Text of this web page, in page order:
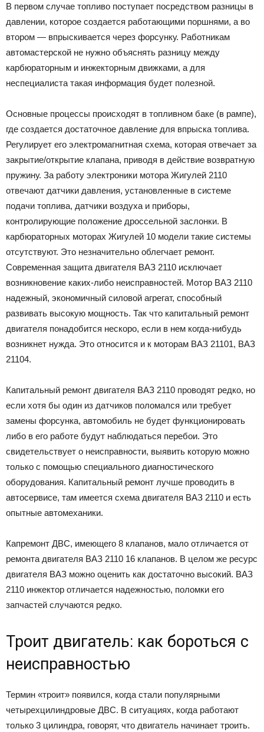
В первом случае топливо поступает посредством разницы в
давлении, которое создается работающими поршнями, а во
втором — впрыскивается через форсунку. Работникам
автомастерской не нужно объяснять разницу между
карбюраторным и инжекторным движками, а для
неспециалиста такая информация будет полезной.
Основные процессы происходят в топливном баке (в рампе),
где создается достаточное давление для впрыска топлива.
Регулирует его электромагнитная схема, которая отвечает за
закрытие/открытие клапана, приводя в действие возвратную
пружину. За работу электроники мотора Жигулей 2110
отвечают датчики давления, установленные в системе
подачи топлива, датчики воздуха и приборы,
контролирующие положение дроссельной заслонки. В
карбюраторных моторах Жигулей 10 модели такие системы
отсутствуют. Это незначительно облегчает ремонт.
Современная защита двигателя ВАЗ 2110 исключает
возникновение каких-либо неисправностей. Мотор ВАЗ 2110
надежный, экономичный силовой агрегат, способный
развивать высокую мощность. Так что капитальный ремонт
двигателя понадобится нескоро, если в нем когда-нибудь
возникнет нужда. Это относится и к моторам ВАЗ 21101, ВАЗ
21104.
Капитальный ремонт двигателя ВАЗ 2110 проводят редко, но
если хотя бы один из датчиков поломался или требует
замены форсунка, автомобиль не будет функционировать
либо в его работе будут наблюдаться перебои. Это
свидетельствует о неисправности, выявить которую можно
только с помощью специального диагностического
оборудования. Капитальный ремонт лучше проводить в
автосервисе, там имеется схема двигателя ВАЗ 2110 и есть
опытные автомеханики.
Капремонт ДВС, имеющего 8 клапанов, мало отличается от
ремонта двигателя ВАЗ 2110 16 клапанов. В целом же ресурс
двигателя ВАЗ можно оценить как достаточно высокий. ВАЗ
2110 инжектор отличается надежностью, поломки его
запчастей случаются редко.
Троит двигатель: как бороться с
неисправностью
Термин «троит» появился, когда стали популярными
четырехцилиндровые ДВС. В ситуациях, когда работают
только 3 цилиндра, говорят, что двигатель начинает троить.